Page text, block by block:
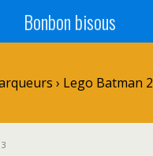
Bonbon bisous
› Lego Batman 2